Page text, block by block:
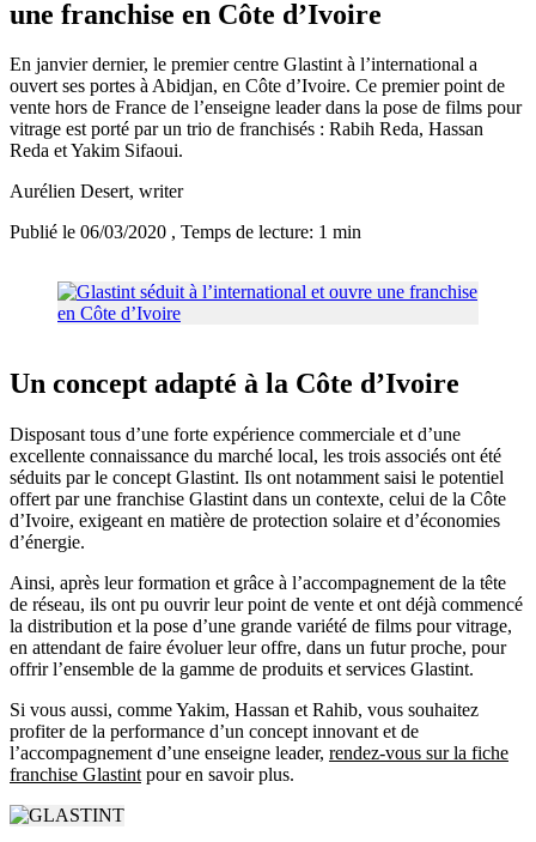
une franchise en Côte d’Ivoire
En janvier dernier, le premier centre Glastint à l’international a
ouvert ses portes à Abidjan, en Côte d’Ivoire. Ce premier point de
vente hors de France de l’enseigne leader dans la pose de films pour
vitrage est porté par un trio de franchisés : Rabih Reda, Hassan
Reda et Yakim Sifaoui.
Aurélien Desert, writer
Publié le 06/03/2020 , Temps de lecture: 1 min
Un concept adapté à la Côte d’Ivoire
Disposant tous d’une forte expérience commerciale et d’une
excellente connaissance du marché local, les trois associés ont été
séduits par le concept Glastint. Ils ont notamment saisi le potentiel
offert par une franchise Glastint dans un contexte, celui de la Côte
d’Ivoire, exigeant en matière de protection solaire et d’économies
d’énergie.
Ainsi, après leur formation et grâce à l’accompagnement de la tête
de réseau, ils ont pu ouvrir leur point de vente et ont déjà commencé
la distribution et la pose d’une grande variété de films pour vitrage,
en attendant de faire évoluer leur offre, dans un futur proche, pour
offrir l’ensemble de la gamme de produits et services Glastint.
Si vous aussi, comme Yakim, Hassan et Rahib, vous souhaitez
profiter de la performance d’un concept innovant et de
l’accompagnement d’une enseigne leader, rendez-vous sur la fiche
franchise Glastint pour en savoir plus.